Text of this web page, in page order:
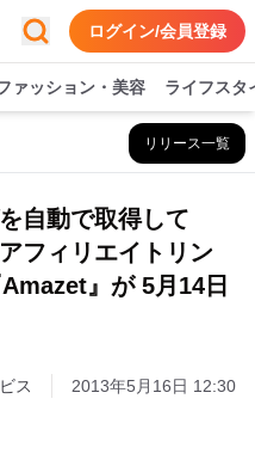
ログイン/会員登録
ァッション・美容 ライフスタ
リリース一覧
自動で取得して
フィリエイトリン
』が 5月14日
ス 2013年5月16日 12:30